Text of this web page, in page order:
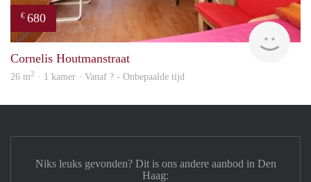
€ 680
Cornelis Houtmanstraat
26 m2 · 1 kamer · Vanaf ? - Onbepaalde tijd
Niks leuks gevonden? Dit is ons andere aanbod in Den
Haag: